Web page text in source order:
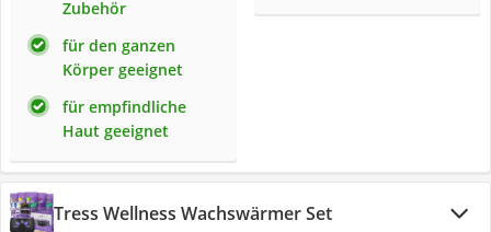
Zubehör
für den ganzen
Körper geeignet
für empfindliche
Haut geeignet
Tress Wellness Wachswärmer Set